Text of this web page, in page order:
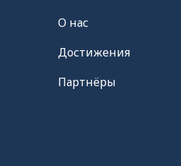
О нас
Достижения
Партнёры